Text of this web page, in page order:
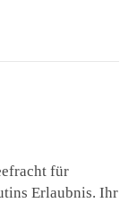
für
Erlaubnis. Ihr